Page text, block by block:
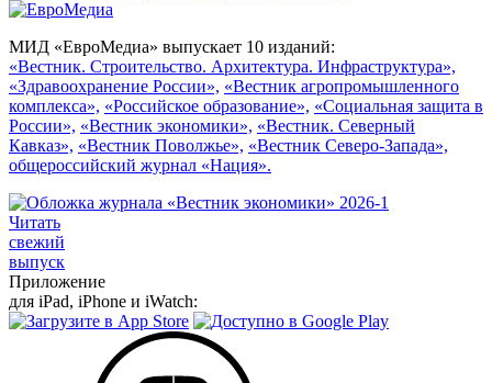
МИД «ЕвроМедиа» выпускает 10 изданий:
«Вестник. Строительство. Архитектура. Инфраструктура»,
«Здравоохранение России», «Вестник агропромышленного
комплекса», «Российское образование», «Социальная защита в
России», «Вестник экономики», «Вестник. Северный
Кавказ», «Вестник Поволжье», «Вестник Северо-Запада»,
общероссийский журнал «Нация».
Читать
свежий
выпуск
Приложение
для iPad, iPhone и iWatch: